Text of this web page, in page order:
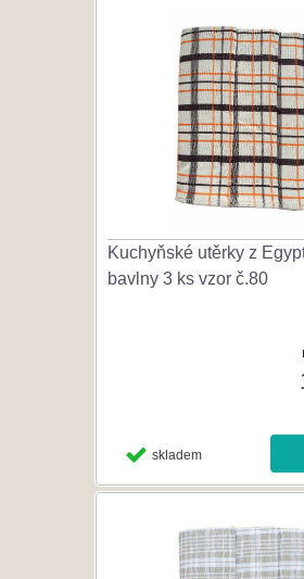
Kuchyňské utěrky z
bavlny 3 ks vzor č.80
skladem